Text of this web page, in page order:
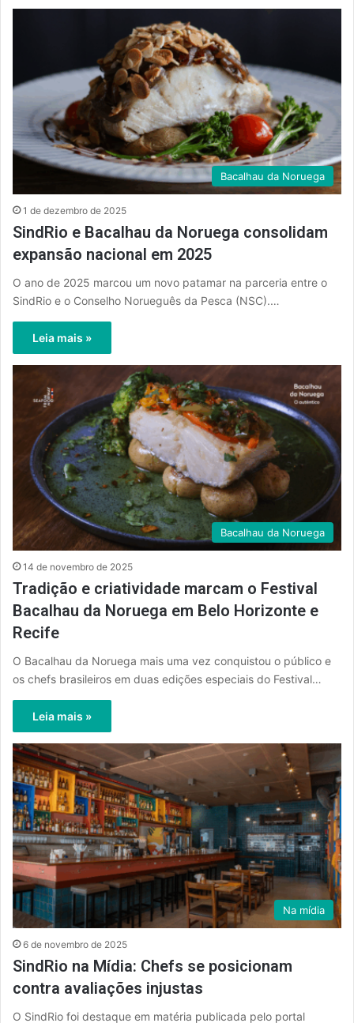
Bacalhau da Noruega
1 de dezembro de 2025
SindRio e Bacalhau da Noruega consolidam
expansão nacional em 2025
O ano de 2025 marcou um novo patamar na parceria entre o
SindRio e o Conselho Norueguês da Pesca (NSC).…
Leia mais »
Bacalhau da Noruega
14 de novembro de 2025
Tradição e criatividade marcam o Festival
Bacalhau da Noruega em Belo Horizonte e
Recife
O Bacalhau da Noruega mais uma vez conquistou o público e
os chefs brasileiros em duas edições especiais do Festival…
Leia mais »
Na mídia
6 de novembro de 2025
SindRio na Mídia: Chefs se posicionam
contra avaliações injustas
O SindRio foi destaque em matéria publicada pelo portal